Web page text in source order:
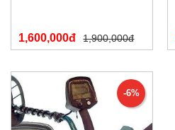
1,600,000đ 1,900,000đ
-6%